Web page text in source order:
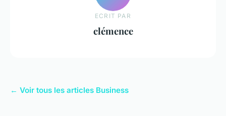
ECRIT PAR
clémence
← Voir tous les articles Business